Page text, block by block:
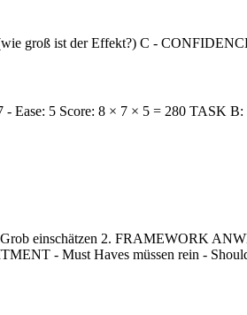
groß ist der Effekt?) C -
Ease: 5 Score: 8 × 7 × 5 = 280 TASK
einschätzen 2. FRAMEWORK
- Must Haves müssen rein -